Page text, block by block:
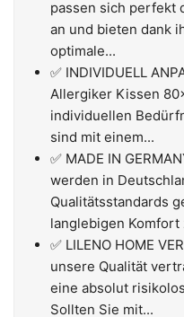
passen sich perfekt
an und bieten dank
optimale...
✅ INDIVIDUELL
Allergiker Kissen
individuellen
sind mit einem...
✅ MADE IN
werden in
Qualitätsstandards
langlebigen Komfort
✅ LILENO HOME
unsere Qualität
eine absolut
Sollten Sie mit...